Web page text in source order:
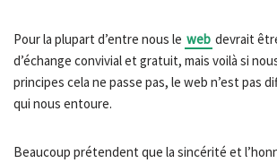
Pour la plupart d’entre nous le web devrait
d’échange convivial et gratuit, mais voilà si
principes cela ne passe pas, le web n’est pas
qui nous entoure.
Beaucoup prétendent que la sincérité et